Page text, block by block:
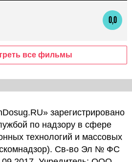
0,0
все фильмы
зарегистрировано
по надзору в сфере
технологий и массовых
Св-во Эл № ФС